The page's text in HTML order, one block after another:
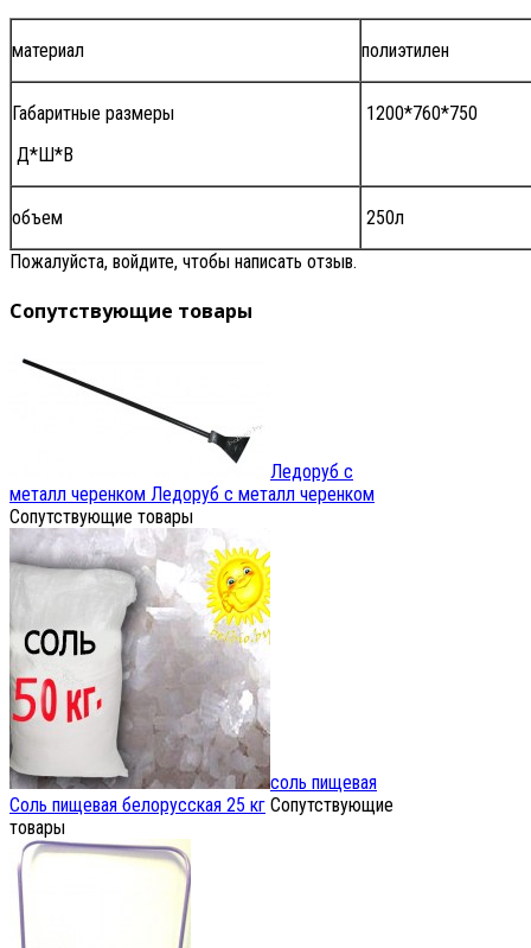
материал полиэтилен
Габаритные размеры
Д*Ш*В
1200*760*750
объем
250л
Пожалуйста, войдите, чтобы написать отзыв.
Сопутствующие товары
Ледоруб с
металл черенком Ледоруб с металл черенком
Сопутствующие товары
соль пищевая
Соль пищевая белорусская 25 кг Сопутствующие
товары